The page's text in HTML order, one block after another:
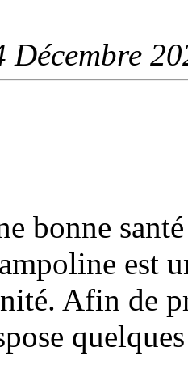
Décembre
bonne
est
Afin de